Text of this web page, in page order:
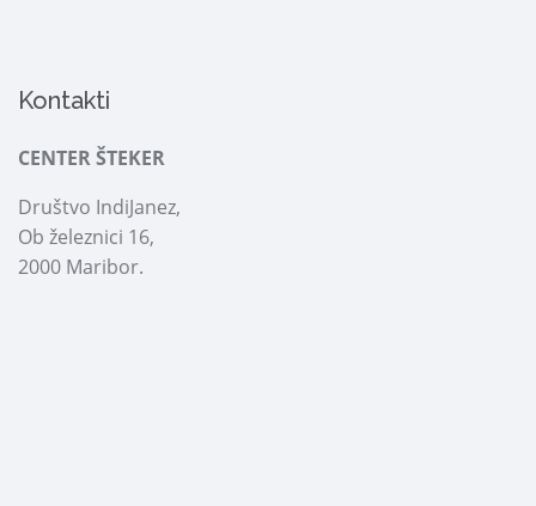
Kontakti
CENTER ŠTEKER
Društvo IndiJanez,
Ob železnici 16,
2000 Maribor.